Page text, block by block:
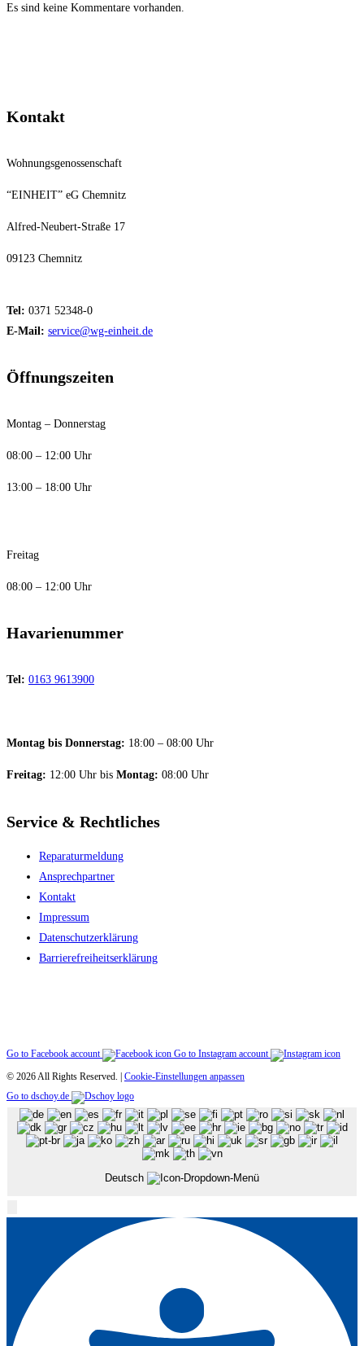
Es sind keine Kommentare vorhanden.
Kontakt
Wohnungsgenossenschaft
“EINHEIT” eG Chemnitz
Alfred-Neubert-Straße 17
09123 Chemnitz
Tel: 0371 52348-0
E-Mail: service@wg-einheit.de
Öffnungszeiten
Montag – Donnerstag
08:00 – 12:00 Uhr
13:00 – 18:00 Uhr
Freitag
08:00 – 12:00 Uhr
Havarienummer
Tel: 0163 9613900
Montag bis Donnerstag: 18:00 – 08:00 Uhr
Freitag: 12:00 Uhr bis Montag: 08:00 Uhr
Service & Rechtliches
Reparaturmeldung
Ansprechpartner
Kontakt
Impressum
Datenschutzerklärung
Barriere­freiheitserklärung
Go to Facebook account
Go to Instagram account
© 2026 All Rights Reserved. | Cookie-Einstellungen anpassen
Go to dschoy.de
Deutsch